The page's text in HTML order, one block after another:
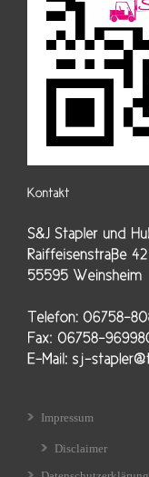
Impressum
Disclaimer